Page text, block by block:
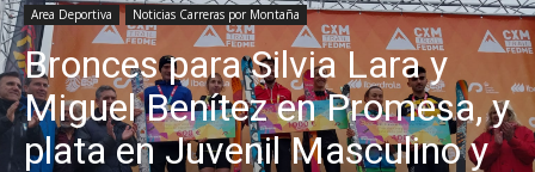
Area Deportiva Noticias Carreras por Montaña
Bronces para Silvia Lara y
Miguel Benítez en Promesa, y
plata en Juvenil Masculino y